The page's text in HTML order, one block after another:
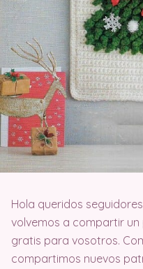
Hola queridos
volvemos a compartir
gratis para vosotros.
compartimos nuevos